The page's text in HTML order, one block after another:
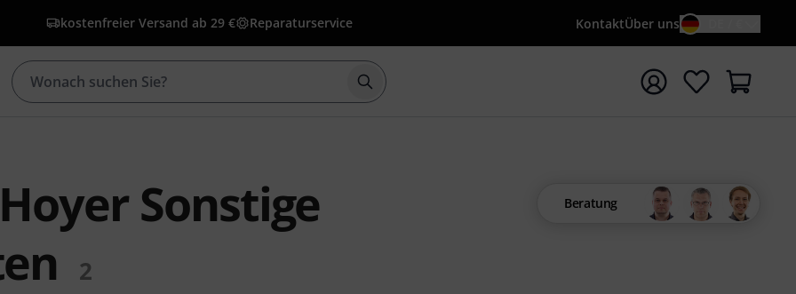
kostenfreier Versand ab 29 € Reparaturservice KontaktÜber uns
Suche mit Suchwort {searchTerm} starten
Sonstige
2
Beratung